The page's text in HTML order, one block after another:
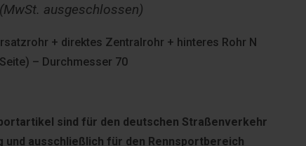
(MwSt. ausgeschlossen)
+ direktes Zentralrohr + hinteres Rohr N
– Durchmesser 70
sind für den deut­schen Straßenverkehr
und ausschließlich für den Rennsportbereich